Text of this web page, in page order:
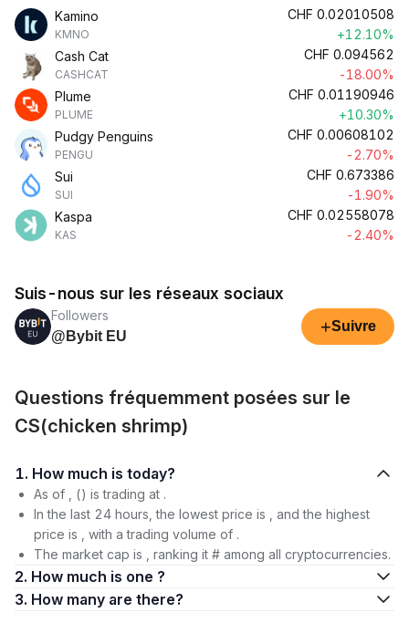
Kamino
KMNO
CHF 0.02010508
+12.10%
Cash Cat
CASHCAT
CHF 0.094562
-18.00%
Plume
PLUME
CHF 0.01190946
+10.30%
Pudgy Penguins
PENGU
CHF 0.00608102
-2.70%
Sui
SUI
CHF 0.673386
-1.90%
Kaspa
KAS
CHF 0.02558078
-2.40%
Suis-nous sur les réseaux sociaux
Followers
@Bybit EU
+Suivre
Questions fréquemment posées sur le
CS(chicken shrimp)
1. How much is today?
As of , () is trading at .
In the last 24 hours, the lowest price is , and the highest
price is , with a trading volume of .
The market cap is , ranking it # among all cryptocurrencies.
2. How much is one ?
3. How many are there?